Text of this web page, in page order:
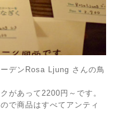
デンRosa Ljung さんの鳥
があって2200円～です。
で商品はすべてアンティ